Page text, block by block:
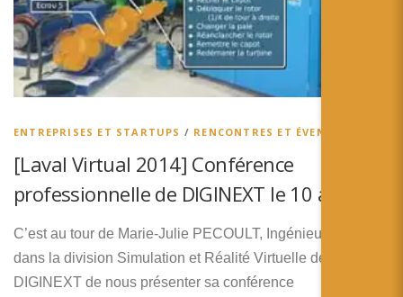
ENTREPRISES ET STARTUPS / RENCONTRES ET ÉVENEMENTS
[Laval Virtual 2014] Conférence
professionnelle de DIGINEXT le 10 avril
C’est au tour de Marie-Julie PECOULT, Ingénieur d’Affaire
dans la division Simulation et Réalité Virtuelle de
DIGINEXT de nous présenter sa conférence